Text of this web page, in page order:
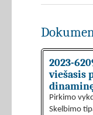
2023-
viešasis
Pirkimo
Skelbimo